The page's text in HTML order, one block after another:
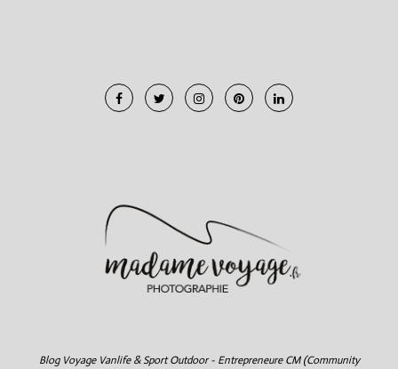
Blog Voyage Vanlife & Sport Outdoor - Entrepreneure CM (Community